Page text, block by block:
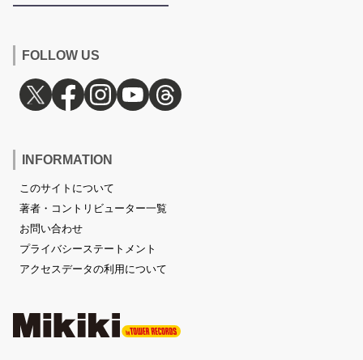
FOLLOW US
INFORMATION
このサイトについて
著者・コントリビューター一覧
お問い合わせ
プライバシーステートメント
アクセスデータの利用について